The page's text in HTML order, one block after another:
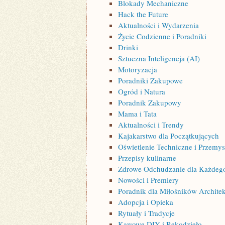
Blokady Mechaniczne
Hack the Future
Aktualności i Wydarzenia
Życie Codzienne i Poradniki
Drinki
Sztuczna Inteligencja (AI)
Motoryzacja
Poradniki Zakupowe
Ogród i Natura
Poradnik Zakupowy
Mama i Tata
Aktualności i Trendy
Kajakarstwo dla Początkujących
Oświetlenie Techniczne i
Przepisy kulinarne
Zdrowe Odchudzanie dla
Nowości i Premiery
Poradnik dla Miłośników
Adopcja i Opieka
Rytuały i Tradycje